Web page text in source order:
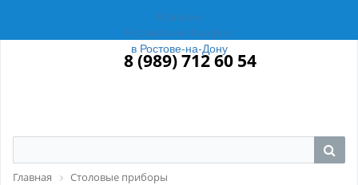
Магазин
Российский Фарфор
в Ростове-на-Дону
8 (989) 712 60 54
Главная
Столовые приборы